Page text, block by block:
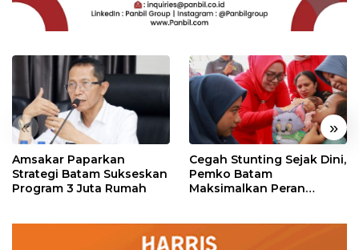
« »
Amsakar Paparkan
Strategi Batam Sukseskan
Program 3 Juta Rumah
Cegah Stunting Sejak Dini,
Pemko Batam
Maksimalkan Peran